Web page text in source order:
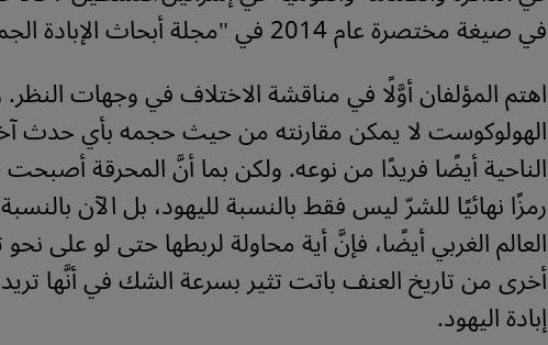
في صيغة مختصرة عام 2014 في "مجلة أبحاث الإبادة الجماعية".
اهتم المؤلفان أوَّلًا في مناقشة الاختلاف في وجهات النظر.
الهولوكوست لا يمكن مقارنته من حيث حجمه بأي حدث
الناحية أيضًا فريدًا من نوعه. ولكن بما أنَّ المحرقة أصبحت
رمزًا نهائيًا للشرّ ليس فقط بالنسبة لليهود، بل الآن
العالم الغربي أيضًا، فإنَّ أية محاولة لربطها حتى لو على
أخرى من تاريخ العنف باتت تثير بسرعة الشك في أنَّها
إبادة اليهود.